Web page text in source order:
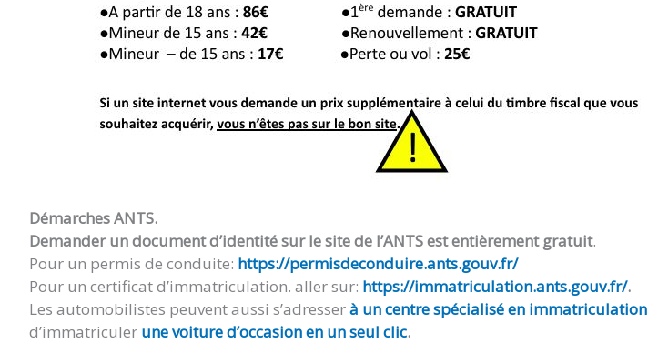
Démarches ANTS.
Demander un document d’identité sur le site de l’ANTS est entièrement gratuit.
Pour un permis de conduite: https://permisdeconduire.ants.gouv.fr/
Pour un certificat d’immatriculation. aller sur: https://immatriculation.ants.gouv.fr/.
Les automobilistes peuvent aussi s’adresserà un centre spécialisé en immatriculation
d’immatriculer une voiture d’occasion en un seul clic.